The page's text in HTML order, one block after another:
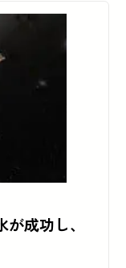
成功し、